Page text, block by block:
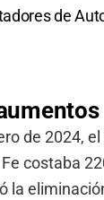
de
de 2024,
costaba
la